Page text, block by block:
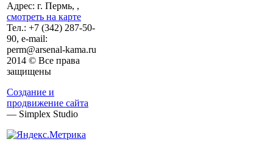
Адрес: г. Пермь, ,
смотреть на карте
Тел.: +7 (342) 287-50-
90, e-mail:
perm@arsenal-kama.ru
2014 © Все права
защищены
Создание и
продвижение сайта
— Simplex Studio